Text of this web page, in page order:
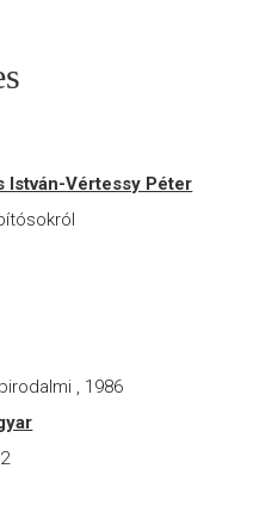
István-Vértessy Péter
, 1986